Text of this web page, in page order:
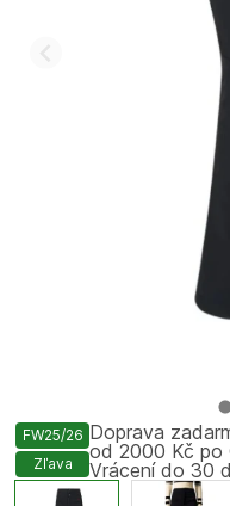
FW25/26
Zľava
Doprava
od 2000 Kč po
Vrácení do 30